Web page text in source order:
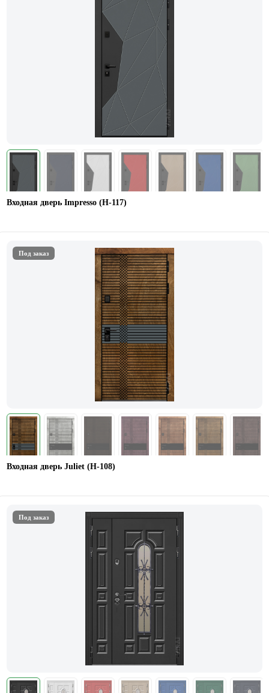
Входная дверь Impresso (H-117)
Под заказ
Входная дверь Juliet (Н-108)
Под заказ